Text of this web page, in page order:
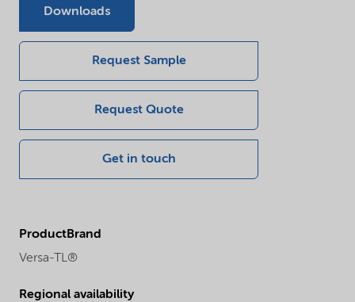
Downloads
Request Sample
Request Quote
Get in touch
ProductBrand
Versa-TL®
Regional availability